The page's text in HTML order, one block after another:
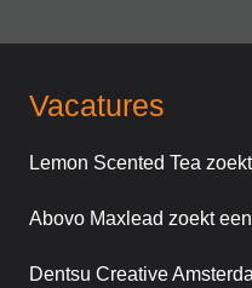
Vacatures
Lemon Scented Tea
Abovo Maxlead zoekt
Dentsu Creative